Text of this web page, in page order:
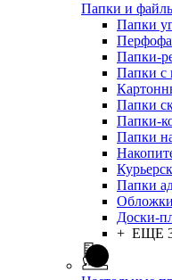
Папки и
Папки
Папки-
Папки с
Папки
Папки-
Папки
Папки
Обложки
Доски-
+ ЕЩЕ